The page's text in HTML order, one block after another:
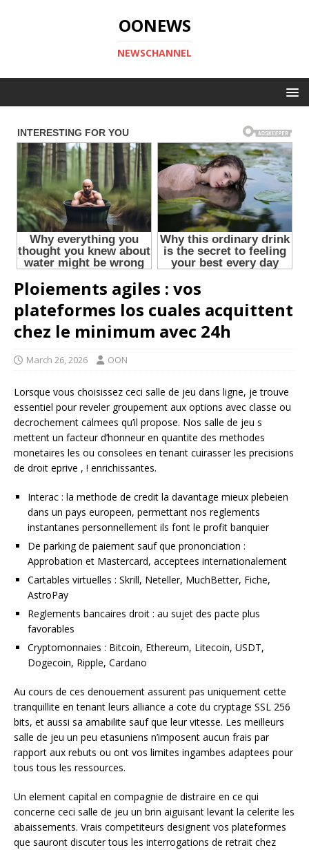
OONEWS
NEWSCHANNEL
Ploiements agiles : vos
plateformes los cuales acquittent
chez le minimum avec 24h
March 26, 2026 OON
Lorsque vous choisissez ceci salle de jeu dans ligne, je trouve
essentiel pour reveler groupement aux options avec classe ou
decrochement calmees qu’il propose. Nos salle de jeu s
mettent un facteur d’honneur en quantite des methodes
monetaires les ou consolees en tenant cuirasser les precisions
de droit eprive , ! enrichissantes.
Interac : la methode de credit la davantage mieux plebeien
dans un pays europeen, permettant nos reglements
instantanes personnellement ils font le profit banquier
De parking de paiement sauf que prononciation :
Approbation et Mastercard, acceptees internationalement
Cartables virtuelles : Skrill, Neteller, MuchBetter, Fiche,
AstroPay
Reglements bancaires droit : au sujet des pacte plus
favorables
Cryptomonnaies : Bitcoin, Ethereum, Litecoin, USDT,
Dogecoin, Ripple, Cardano
Au cours de ces denouement assurent pas uniquement cette
tranquillite en tenant leurs alliance a cote du cryptage SSL 256
bits, et aussi sa amabilite sauf que leur vitesse. Les meilleurs
salle de jeu un peu etasuniens n’imposent aucun frais par
rapport aux rebuts ou ont vos limites ingambes adaptees pour
tous tous les ressources.
Un element capital en compagnie de distraire en ce qui
concerne ceci salle de jeu un brin aiguisant levant la celerite les
abaissements. Vrais competiteurs designent vos plateformes
que sauront discuter tous les interrogations de retrait chez